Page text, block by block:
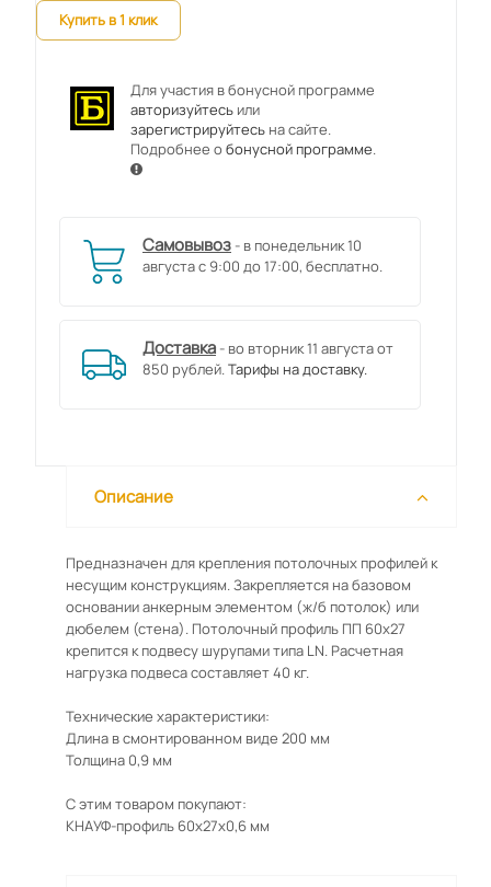
Купить в 1 клик
Для участия в бонусной программе
авторизуйтесьили
зарегистрируйтесьна сайте.
Подробнее обонусной программе.
Самовывоз - в понедельник 10
августа с 9:00 до 17:00, бесплатно.
Доставка - во вторник 11 августа от
850 рублей.Тарифы на доставку.
Описание
Предназначен для крепления потолочных профилей к
несущим конструкциям. Закрепляется на базовом
основании анкерным элементом (ж/б потолок) или
дюбелем (стена). Потолочный профиль ПП 60х27
крепится к подвесу шурупами типа LN. Расчетная
нагрузка подвеса составляет 40 кг.
Технические характеристики:
Длина в смонтированном виде 200 мм
Толщина 0,9 мм
С этим товаром покупают:
КНАУФ-профиль 60х27х0,6 мм